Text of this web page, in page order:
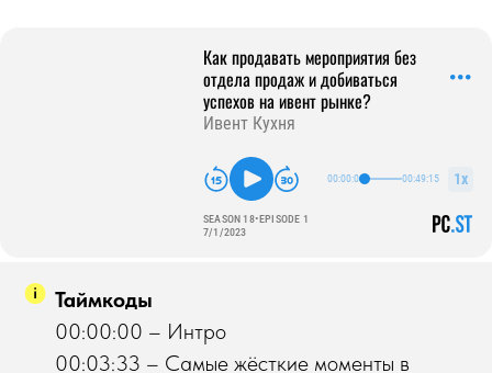
Таймкоды
00:00:00 – Интро
00:03:33 – Самые жёсткие моменты в